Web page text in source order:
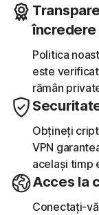
încredere
Politica
este
rămân
Obțineți
VPN
același timp
Acces la
Conectați-